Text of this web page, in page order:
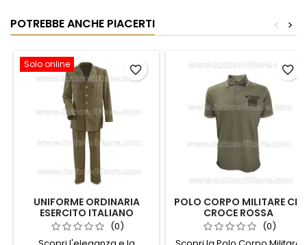
POTREBBE ANCHE PIACERTI >
<
Solo online
UNIFORME ORDINARIA
ESERCITO ITALIANO
(0)
favorite_border
POLO CORPO MILITARE CRI
CROCE ROSSA
(0)
favorite_border